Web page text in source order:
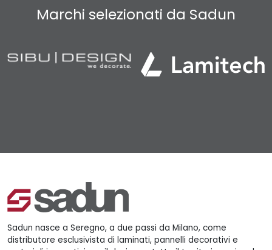
Marchi selezionati da Sadun
Sadun nasce a Seregno, a due passi da Milano, come
distributore esclusivista di laminati, pannelli decorativi e